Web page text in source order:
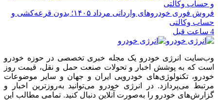
فروش فوری خودروهای وارداتی مرداد ۱۴۰۵؛ بدون قرعه‌کشی و
حساب وکالتی
4 ساعت قبل
وب‌سایت انرژی خودرو یک مجله خبری تخصصی در حوزه خودرو
است که به پوشش اخبار و تحولات صنعت حمل و نقل، قیمت روز
خودرو، تکنولوژی‌های خودرویی ایران و جهان و سایر موضوعات
مرتبط می‌پردازد. در انرژی خودرو می‌توانید به‌روزترین اخبار و
گزارش‌های خودرو را به‌صورت آنلاین دنبال کنید. تمامی مطالب این